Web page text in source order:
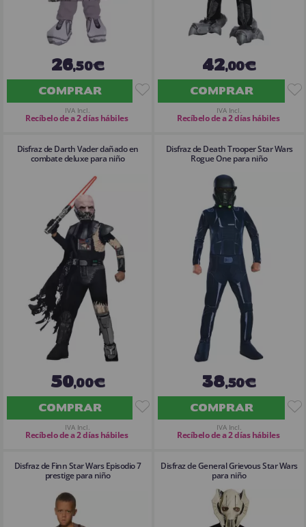
26,50€
COMPRAR
IVA Incl.
Recíbelo de a 2 días hábiles
42,00€
COMPRAR
IVA Incl.
Recíbelo de a 2 días hábiles
Disfraz de Darth Vader dañado en
combate deluxe para niño
50,00€
COMPRAR
IVA Incl.
Recíbelo de a 2 días hábiles
Disfraz de Death Trooper Star Wars
Rogue One para niño
38,50€
COMPRAR
IVA Incl.
Recíbelo de a 2 días hábiles
Disfraz de Finn Star Wars Episodio 7
prestige para niño
Disfraz de General Grievous Star Wars
para niño